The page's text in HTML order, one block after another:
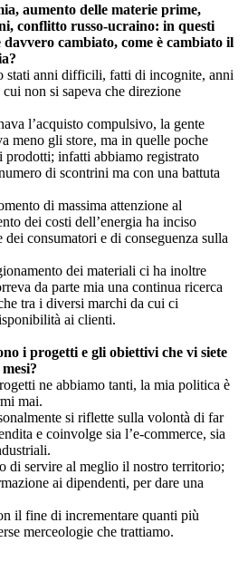
aumento delle materie prime,
conflitto russo-ucraino: in questi
cambiato, come è cambiato il
stati anni difficili, fatti di incognite, anni
non si sapeva che direzione
l’acquisto compulsivo, la gente
meno gli store, ma in quelle poche
prodotti; infatti abbiamo registrato
di scontrini ma con una battuta
di massima attenzione al
dei costi dell’energia ha inciso
dei consumatori e di conseguenza sulla
dei materiali ci ha inoltre
da parte mia una continua ricerca
tra i diversi marchi da cui ci
ai clienti.
i progetti e gli obiettivi che vi siete
ne abbiamo tanti, la mia politica è
mai.
si riflette sulla volontà di far
e coinvolge sia l’e-commerce, sia
di servire al meglio il nostro territorio;
ai dipendenti, per dare una
il fine di incrementare quanti più
merceologie che trattiamo.